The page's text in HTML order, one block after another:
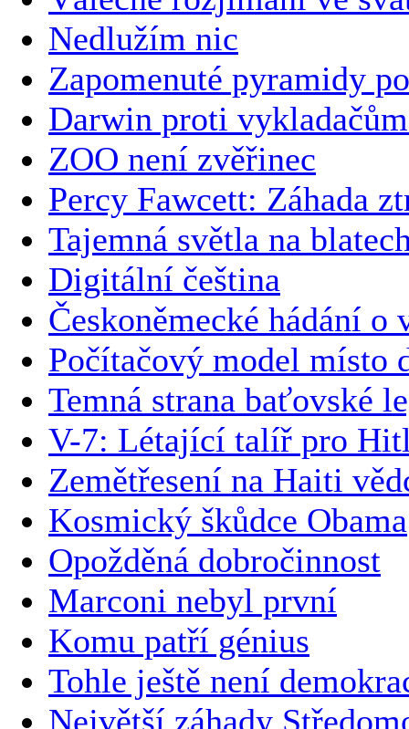
Nedlužím nic
Zapomenuté pyramidy
Darwin proti
ZOO není zvěřinec
Percy Fawcett: Záhada
Tajemná světla na
Digitální čeština
Českoněmecké hádání
Počítačový model místo
Temná strana baťovské
V-7: Létající talíř pro
Zemětřesení na Haiti
Kosmický škůdce Obama
Opožděná dobročinnost
Marconi nebyl první
Komu patří génius
Tohle ještě není
Největší záhady